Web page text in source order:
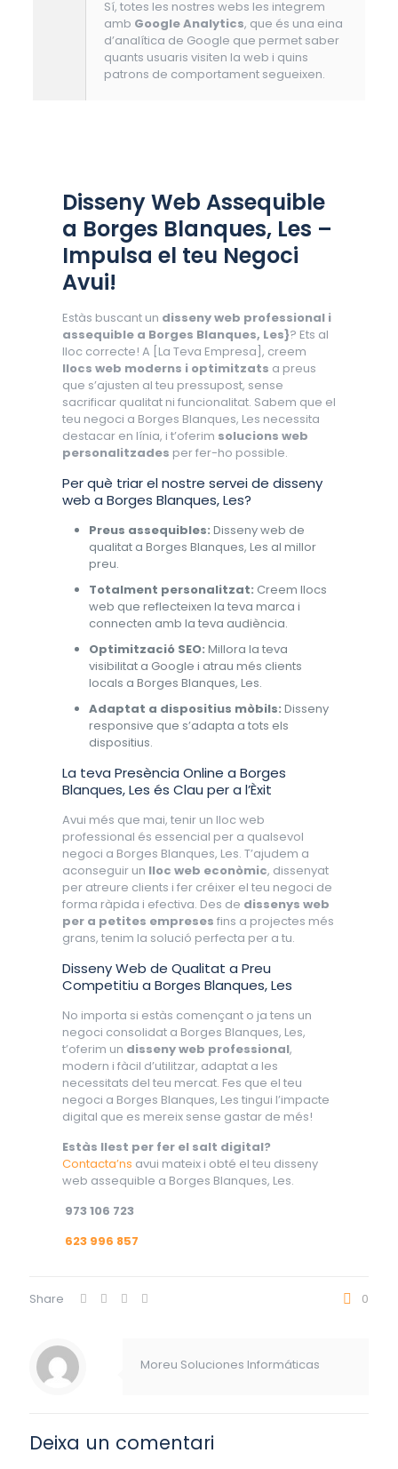
Sí, totes les nostres webs les integrem
amb Google Analytics, que és una eina
d’analítica de Google que permet saber
quants usuaris visiten la web i quins
patrons de comportament segueixen.
Disseny Web Assequible
a Borges Blanques, Les –
Impulsa el teu Negoci
Avui!
Estàs buscant un disseny web professional i
assequible a Borges Blanques, Les}? Ets al
lloc correcte! A [La Teva Empresa], creem
llocs web moderns i optimitzats a preus
que s’ajusten al teu pressupost, sense
sacrificar qualitat ni funcionalitat. Sabem que el
teu negoci a Borges Blanques, Les necessita
destacar en línia, i t’oferim solucions web
personalitzades per fer-ho possible.
Per què triar el nostre servei de disseny
web a Borges Blanques, Les?
Preus assequibles: Disseny web de
qualitat a Borges Blanques, Les al millor
preu.
Totalment personalitzat: Creem llocs
web que reflecteixen la teva marca i
connecten amb la teva audiència.
Optimització SEO: Millora la teva
visibilitat a Google i atrau més clients
locals a Borges Blanques, Les.
Adaptat a dispositius mòbils: Disseny
responsive que s’adapta a tots els
dispositius.
La teva Presència Online a Borges
Blanques, Les és Clau per a l’Èxit
Avui més que mai, tenir un lloc web
professional és essencial per a qualsevol
negoci a Borges Blanques, Les. T’ajudem a
aconseguir un lloc web econòmic, dissenyat
per atreure clients i fer créixer el teu negoci de
forma ràpida i efectiva. Des de dissenys web
per a petites empreses fins a projectes més
grans, tenim la solució perfecta per a tu.
Disseny Web de Qualitat a Preu
Competitiu a Borges Blanques, Les
No importa si estàs començant o ja tens un
negoci consolidat a Borges Blanques, Les,
t’oferim un disseny web professional,
modern i fàcil d’utilitzar, adaptat a les
necessitats del teu mercat. Fes que el teu
negoci a Borges Blanques, Les tingui l’impacte
digital que es mereix sense gastar de més!
Estàs llest per fer el salt digital?
Contacta’ns avui mateix i obté el teu disseny
web assequible a Borges Blanques, Les.
973 106 723
623 996 857
Share 0
Moreu Soluciones Informáticas
Deixa un comentari